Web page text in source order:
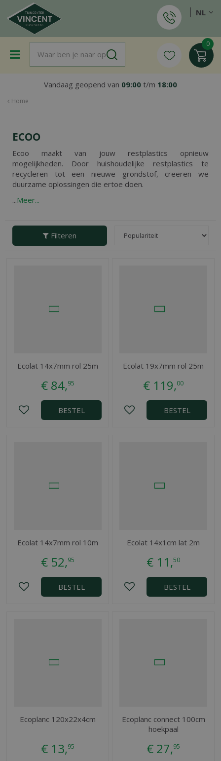
a
Home
Vandaag geopend van 09:00 t/m 18:00
NL
ECOO
Ecoo maakt van jouw restplastics opnieuw
mogelijkheden. Door huishoudelijke restplastics te
recycleren tot een nieuwe grondstof, creëren we
duurzame oplossingen die ertoe doen.
...Meer...
Filteren
Ecolat 14x7mm rol 25m
€ 84,95
BESTEL
Ecolat 19x7mm rol 25m
€ 119,00
BESTEL
Ecolat 14x7mm rol 10m
€ 52,95
BESTEL
Ecolat 14x1cm lat 2m
€ 11 ,50
BESTEL
Ecoplanc 120x22x4cm
€ 13,95
Ecoplanc connect 100cm
hoekpaal
€ 27,95